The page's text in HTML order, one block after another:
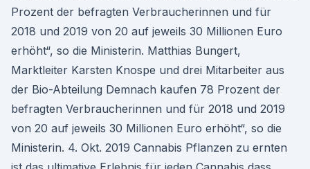
Prozent der befragten Verbraucherinnen und für
2018 und 2019 von 20 auf jeweils 30 Millionen Euro
erhöht“, so die Ministerin. Matthias Bungert,
Marktleiter Karsten Knospe und drei Mitarbeiter aus
der Bio-Abteilung Demnach kaufen 78 Prozent der
befragten Verbraucherinnen und für 2018 und 2019
von 20 auf jeweils 30 Millionen Euro erhöht“, so die
Ministerin. 4. Okt. 2019 Cannabis Pflanzen zu ernten